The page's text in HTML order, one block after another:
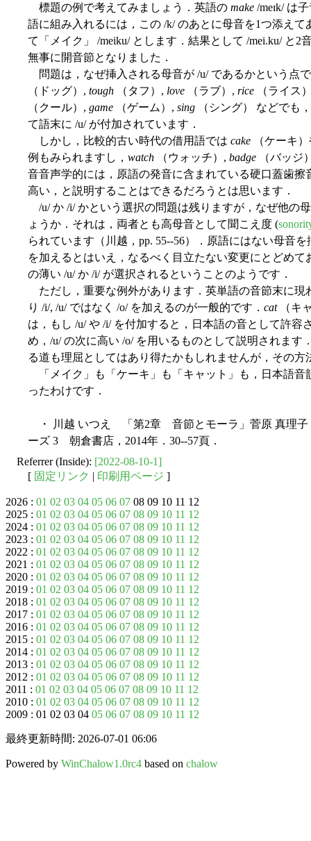
標題の例で考えてみましょう．英語の make /meɪk/ は
語に組み入れるには，この /k/ のあとに母音を1つ添え
て「メイク」 /meiku/ とします．結果として /mei.ku/ と
無事に開音節となりました．
問題は，なぜ挿入される母音が /u/ であるかという点
（ドッグ）, tough （タフ）, love （ラブ）, rice （ライス
（クール）, game （ゲーム）, sing （シング） などでも
て語末に /u/ が付加されています．
しかし，比較的古い時代の借用語では cake （ケーキ
例もみられますし， watch （ウォッチ）, badge （バッジ
音音声学的には，原語の発音に含まれている硬口蓋歯擦
高い，と説明することはできるだろうとは思います．
/u/ か /i/ かという選択の問題は残りますが，なぜ他の
ょうか．それは，両者とも高母音として聞こえ度 (
られています（川越，pp. 55--56）．原語にはない母音
を加えるとはいえ，なるべく目立たない変更にとどめ
の薄い /u/ か /i/ が選択されるということのようです．
ただし，重要な例外があります．英単語の音節末に現
り /i/, /u/ ではなく /o/ を加えるのが一般的です． cat（キ
は，もし /u/ や /i/ を付加すると，日本語の音として許容
め，/u/ の次に高い /o/ を用いるものとして説明されます
る道も理屈としてはあり得たかもしれませんが，その方
「メイク」も「ケーキ」も「キャット」も，日本語音
ったわけです．
・ 川越 いつえ 「第2章 音節とモーラ」菅原 真理子
ーズ 3 朝倉書店，2014年．30--57頁．
Referrer (Inside): [2022-08-10-1]
[ 固定リンク | 印刷用ページ ]
2026 : 01 02 03 04 05 06 07 08 09 10 11 12
2025 : 01 02 03 04 05 06 07 08 09 10 11 12
2024 : 01 02 03 04 05 06 07 08 09 10 11 12
2023 : 01 02 03 04 05 06 07 08 09 10 11 12
2022 : 01 02 03 04 05 06 07 08 09 10 11 12
2021 : 01 02 03 04 05 06 07 08 09 10 11 12
2020 : 01 02 03 04 05 06 07 08 09 10 11 12
2019 : 01 02 03 04 05 06 07 08 09 10 11 12
2018 : 01 02 03 04 05 06 07 08 09 10 11 12
2017 : 01 02 03 04 05 06 07 08 09 10 11 12
2016 : 01 02 03 04 05 06 07 08 09 10 11 12
2015 : 01 02 03 04 05 06 07 08 09 10 11 12
2014 : 01 02 03 04 05 06 07 08 09 10 11 12
2013 : 01 02 03 04 05 06 07 08 09 10 11 12
2012 : 01 02 03 04 05 06 07 08 09 10 11 12
2011 : 01 02 03 04 05 06 07 08 09 10 11 12
2010 : 01 02 03 04 05 06 07 08 09 10 11 12
2009 : 01 02 03 04 05 06 07 08 09 10 11 12
最終更新時間: 2026-07-01 06:06
Powered by WinChalow1.0rc4 based on chalow